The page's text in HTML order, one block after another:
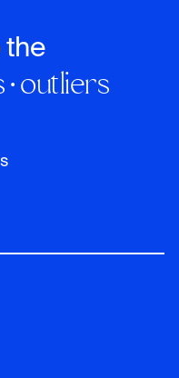
the
outliers